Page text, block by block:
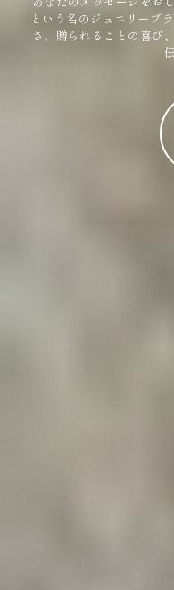
という名のジュエリーブラ
さ、贈られることの喜び